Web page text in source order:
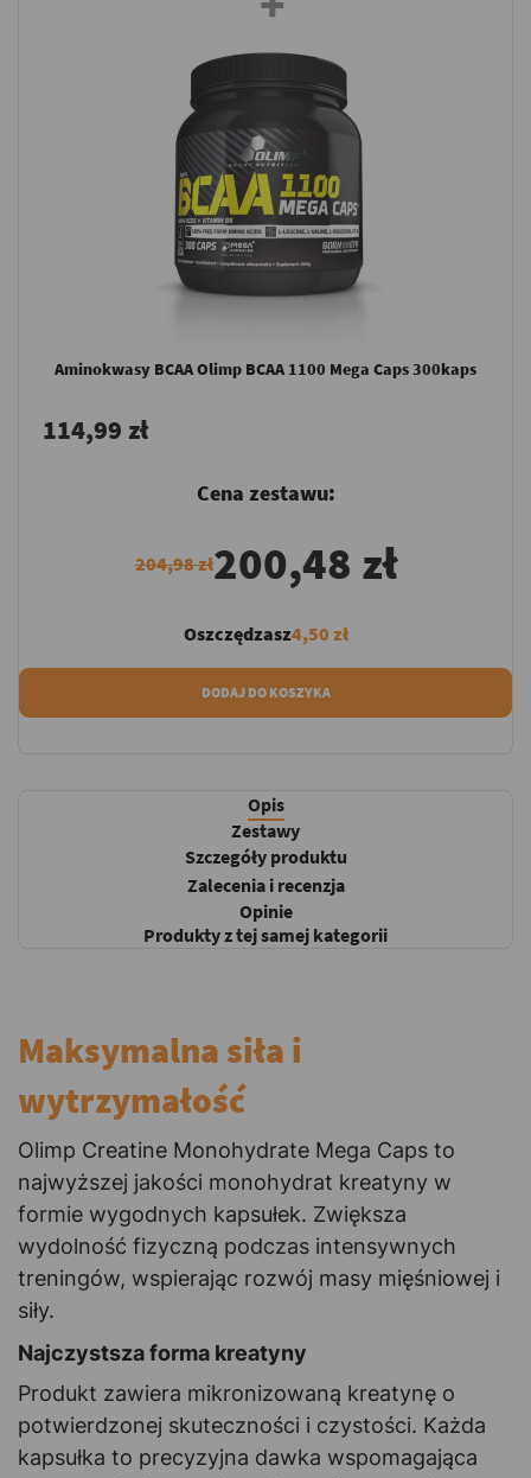
Aminokwasy BCAA Olimp BCAA 1100 Mega Caps 300kaps
114,99 zł
Cena zestawu:
204,98 zł200,48 zł
Oszczędzasz4,50 zł
DODAJ DO KOSZYKA
Opis
Zestawy
Szczegóły produktu
Zalecenia i recenzja
Opinie
Produkty z tej samej kategorii
Maksymalna siła i
wytrzymałość
Olimp Creatine Monohydrate Mega Caps to
najwyższej jakości monohydrat kreatyny w
formie wygodnych kapsułek. Zwiększa
wydolność fizyczną podczas intensywnych
treningów, wspierając rozwój masy mięśniowej i
siły.
Najczystsza forma kreatyny
Produkt zawiera mikronizowaną kreatynę o
potwierdzonej skuteczności i czystości. Każda
kapsułka to precyzyjna dawka wspomagająca